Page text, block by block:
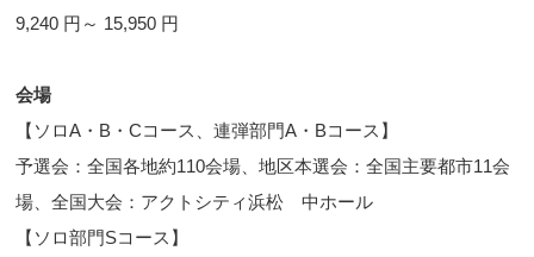
9,240 円～ 15,950 円
会場
【ソロA・B・Cコース、連弾部門A・Bコース】
予選会：全国各地約110会場、地区本選会：全国主要都市11会
場、全国大会：アクトシティ浜松 中ホール
【ソロ部門Sコース】